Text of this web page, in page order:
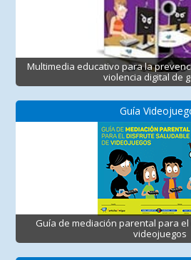
Multimedia educativo para la
violencia digital de
Guía
Guía de mediación parental para
videojuegos